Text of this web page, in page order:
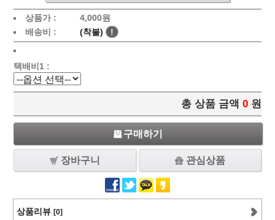
상품가 :
4,000원
배송비 :
(착불) !
택배비1 :
총 상품 금액 0 원
구매하기
장바구니 관심상품
상품리뷰 [0]